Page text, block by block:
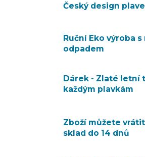
Český design
Ruční Eko výroba
odpadem
Dárek - Zlaté letní
každým plavkám
Zboží můžete
sklad do 14 dnů